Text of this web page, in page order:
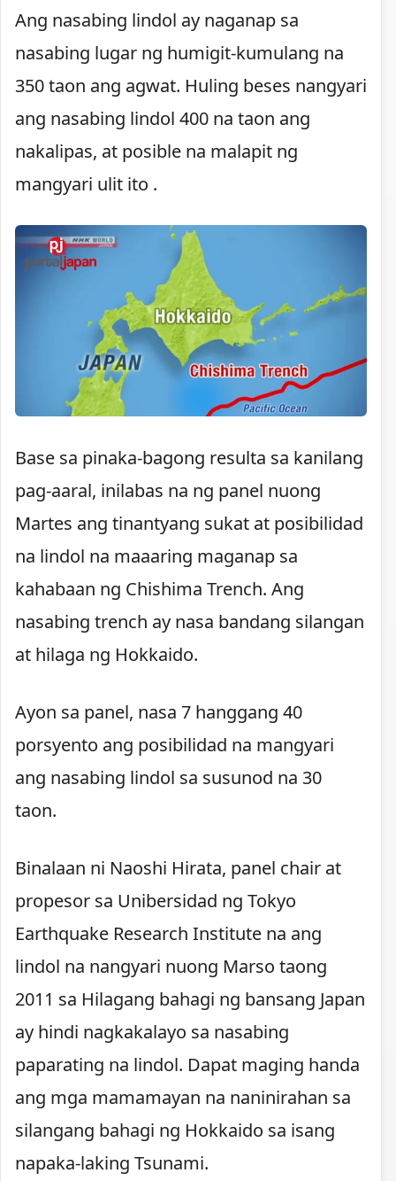
Ang nasabing lindol ay naganap sa
nasabing lugar ng humigit-kumulang na
350 taon ang agwat. Huling beses nangyari
ang nasabing lindol 400 na taon ang
nakalipas, at posible na malapit ng
mangyari ulit ito .
Base sa pinaka-bagong resulta sa kanilang
pag-aaral, inilabas na ng panel nuong
Martes ang tinantyang sukat at posibilidad
na lindol na maaaring maganap sa
kahabaan ng Chishima Trench. Ang
nasabing trench ay nasa bandang silangan
at hilaga ng Hokkaido.
Ayon sa panel, nasa 7 hanggang 40
porsyento ang posibilidad na mangyari
ang nasabing lindol sa susunod na 30
taon.
Binalaan ni Naoshi Hirata, panel chair at
propesor sa Unibersidad ng Tokyo
Earthquake Research Institute na ang
lindol na nangyari nuong Marso taong
2011 sa Hilagang bahagi ng bansang Japan
ay hindi nagkakalayo sa nasabing
paparating na lindol. Dapat maging handa
ang mga mamamayan na naninirahan sa
silangang bahagi ng Hokkaido sa isang
napaka-laking Tsunami.